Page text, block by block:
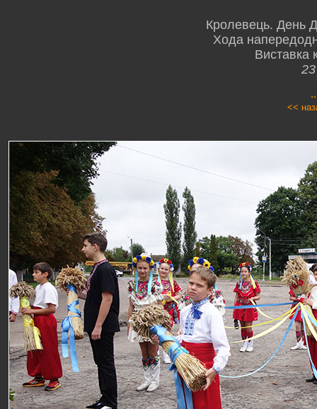
Кролевець. День
Хода
Виставка
<<